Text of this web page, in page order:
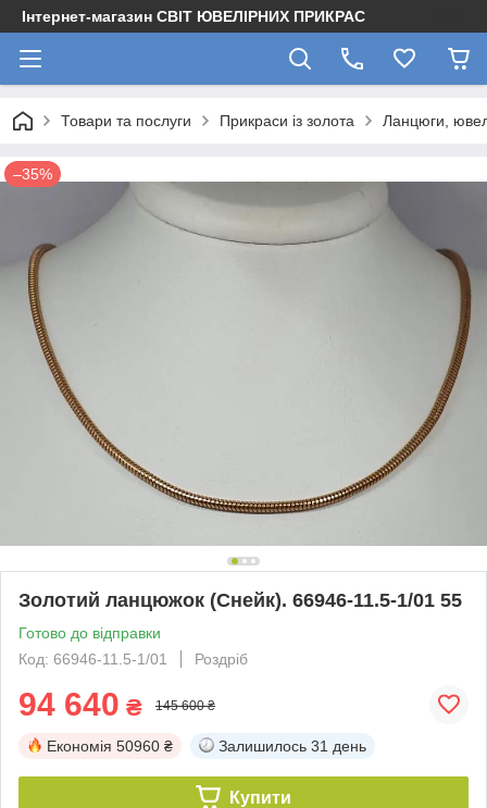
Інтернет-магазин СВІТ ЮВЕЛІРНИХ ПРИКРАС
Товари та послуги Прикраси із золота Ланцюги,
–35%
Золотий ланцюжок (Снейк). 66946-11.5-1/01 55
Готово до відправки
Код: 66946-11.5-1/01
Роздріб
94 640 ₴ 145 600 ₴
Економія 50960 ₴ Залишилось 31 день
Купити